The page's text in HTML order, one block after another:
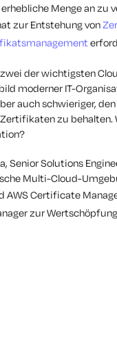
Menge an zu
zur Entstehung von
der wichtigsten
moderner IT-
auch schwieriger,
zu behalten.
Senior Solutions
Multi-Cloud-
AWS Certificate
zur